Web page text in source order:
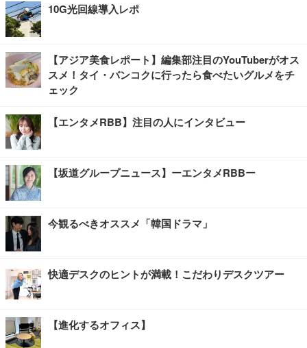
10G光回線導入レポ
【アジア美食レポート】編集部注目のYouTuberがオス
スメ！タイ・バンコクに行ったら食べたいグルメをチ
ェック
【エンタメRBB】注目の人にインタビュー
【坂道グループニュース】ーエンタメRBBー
今観るべきオススメ「韓国ドラマ」
快適デスクのヒントが満載！こだわりデスクツアー
【進化するオフィス】